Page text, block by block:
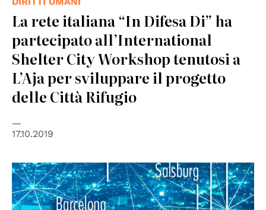
La rete italiana “In Difesa Di” ha
partecipato all’International
Shelter City Workshop tenutosi a
L’Aja per sviluppare il progetto
delle Città Rifugio
17.10.2019